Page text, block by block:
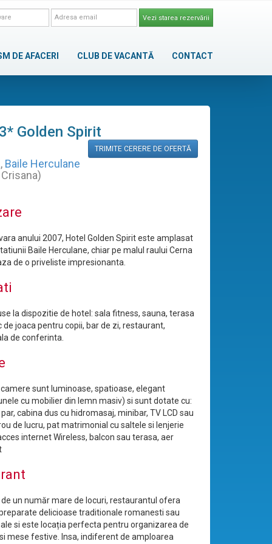
Vezi starea rezervării
DE AFACERI CLUB DE VACANTĂ CONTACT
Golden Spirit
TRIMITE CERERE DE OFERTĂ
, Baile Herculane
anului 2007, Hotel Golden Spirit este amplasat
Baile Herculane, chiar pe malul raului Cerna
de o priveliste impresionanta.
la dispozitie de hotel: sala fitness, sauna, terasa
de joaca pentru copii, bar de zi, restaurant,
de conferinta.
camere sunt luminoase, spatioase, elegant
cu mobilier din lemn masiv) si sunt dotate cu:
cabina dus cu hidromasaj, minibar, TV LCD sau
de lucru, pat matrimonial cu saltele si lenjerie
internet Wireless, balcon sau terasa, aer
un număr mare de locuri, restaurantul ofera
delicioase traditionale romanesti sau
si este locația perfecta pentru organizarea de
mese festive. Insa, indiferent de amploarea